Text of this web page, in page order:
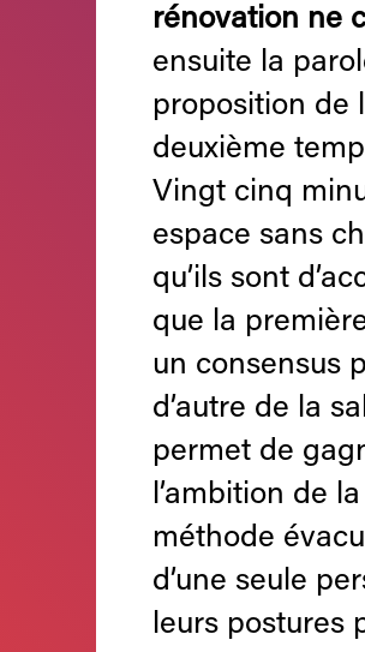
rénovation ne
ensuite la
proposition de
deuxième
Vingt cinq
espace sans
qu’ils sont
que la
un consensus
d’autre de la
permet de
l’ambition de
méthode
d’une seule
leurs postures